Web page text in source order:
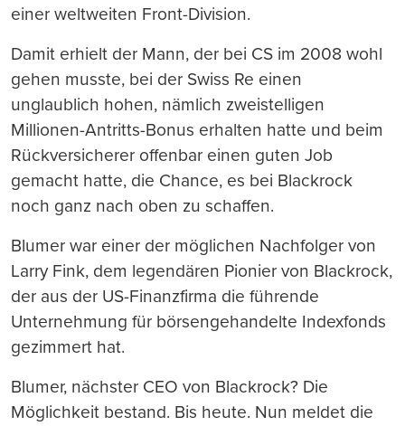
einer weltweiten Front-Division.
Damit erhielt der Mann, der bei CS im 2008 wohl
gehen musste, bei der Swiss Re einen
unglaublich hohen, nämlich zweistelligen
Millionen-Antritts-Bonus erhalten hatte und beim
Rückversicherer offenbar einen guten Job
gemacht hatte, die Chance, es bei Blackrock
noch ganz nach oben zu schaffen.
Blumer war einer der möglichen Nachfolger von
Larry Fink, dem legendären Pionier von Blackrock,
der aus der US-Finanzfirma die führende
Unternehmung für börsengehandelte Indexfonds
gezimmert hat.
Blumer, nächster CEO von Blackrock? Die
Möglichkeit bestand. Bis heute. Nun meldet die